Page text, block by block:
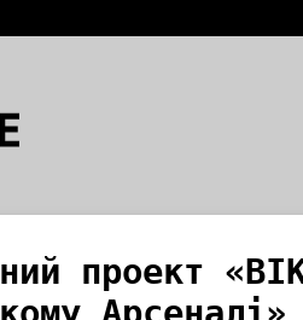
проект